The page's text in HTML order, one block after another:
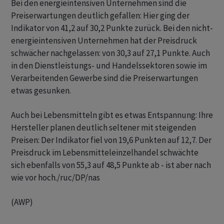
Bei den energieintensiven Unternehmen sind die
Preiserwartungen deutlich gefallen: Hier ging der
Indikator von 41,2 auf 30,2 Punkte zurück. Bei den nicht-
energieintensiven Unternehmen hat der Preisdruck
schwächer nachgelassen: von 30,3 auf 27,1 Punkte. Auch
in den Dienstleistungs- und Handelssektoren sowie im
Verarbeitenden Gewerbe sind die Preiserwartungen
etwas gesunken.
Auch bei Lebensmitteln gibt es etwas Entspannung: Ihre
Hersteller planen deutlich seltener mit steigenden
Preisen: Der Indikator fiel von 19,6 Punkten auf 12,7. Der
Preisdruck im Lebensmitteleinzelhandel schwächte
sich ebenfalls von 55,3 auf 48,5 Punkte ab - ist aber nach
wie vor hoch./ruc/DP/nas
(AWP)